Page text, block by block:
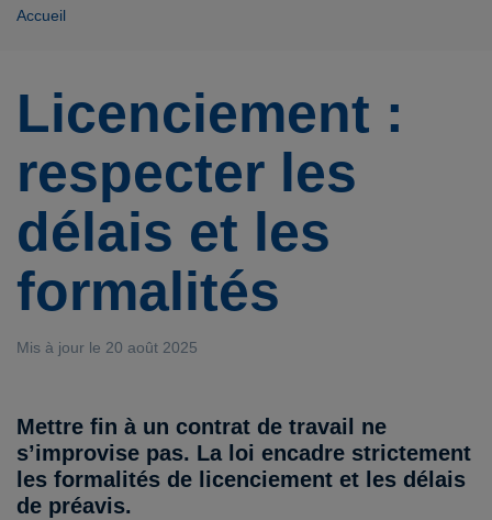
Accueil
Licenciement :
respecter les
délais et les
formalités
Mis à jour le 20 août 2025
Mettre fin à un contrat de travail ne
s’improvise pas. La loi encadre strictement
les formalités de licenciement et les délais
de préavis.